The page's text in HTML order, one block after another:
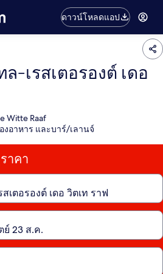
ดาวน์โหลดแอป
ล-เรสเตอรองต์ เดอ
Witte Raaf
อาหาร และบาร์/เลานจ์
าคา